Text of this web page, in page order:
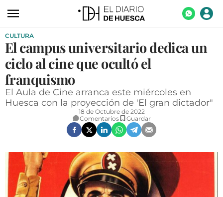
ACTUALIDAD
ECONOMÍA
TECNOLOGÍA
TURISMO
CULTURA
SOCIEDAD
OPINIÓN
CULTURA
El campus universitario dedica un
ciclo al cine que ocultó el
franquismo
El Aula de Cine arranca este miércoles en
Huesca con la proyección de 'El gran dictador"
18 de Octubre de 2022
Comentarios
Guardar